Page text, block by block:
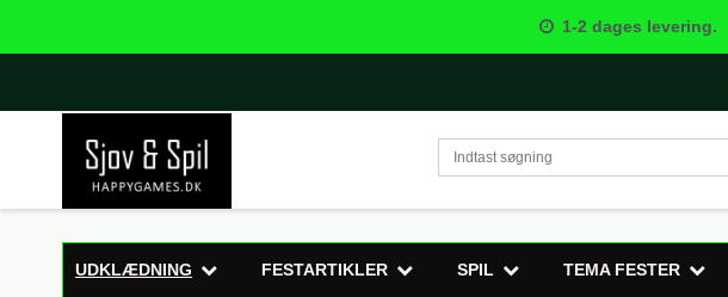
1-2 dages levering.
UDKLÆDNING FESTARTIKLER SPIL TEMA FESTER